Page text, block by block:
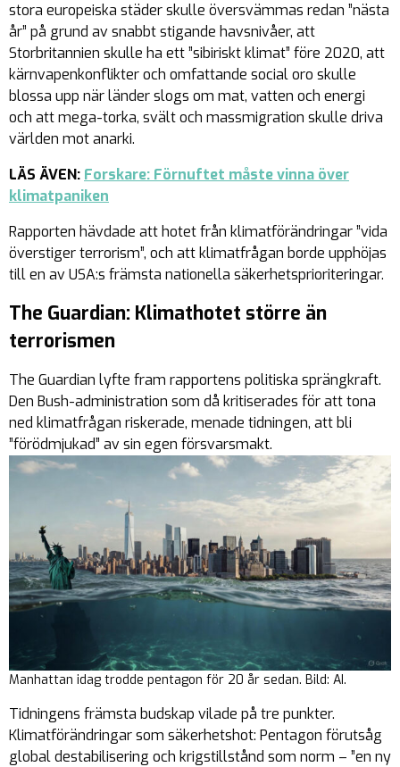
stora europeiska städer skulle översvämmas redan ”nästa
år” på grund av snabbt stigande havsnivåer, att
Storbritannien skulle ha ett ”sibiriskt klimat” före 2020, att
kärnvapenkonflikter och omfattande social oro skulle
blossa upp när länder slogs om mat, vatten och energi
och att mega-torka, svält och massmigration skulle driva
världen mot anarki.
LÄS ÄVEN: Forskare: Förnuftet måste vinna över
klimatpaniken
Rapporten hävdade att hotet från klimatförändringar ”vida
överstiger terrorism”, och att klimatfrågan borde upphöjas
till en av USA:s främsta nationella säkerhetsprioriteringar.
The Guardian: Klimathotet större än
terrorismen
The Guardian lyfte fram rapportens politiska sprängkraft.
Den Bush-administration som då kritiserades för att tona
ned klimatfrågan riskerade, menade tidningen, att bli
”förödmjukad” av sin egen försvarsmakt.
Manhattan idag trodde pentagon för 20 år sedan. Bild: AI.
Tidningens främsta budskap vilade på tre punkter.
Klimatförändringar som säkerhetshot: Pentagon förutsåg
global destabilisering och krigstillstånd som norm – ”en ny